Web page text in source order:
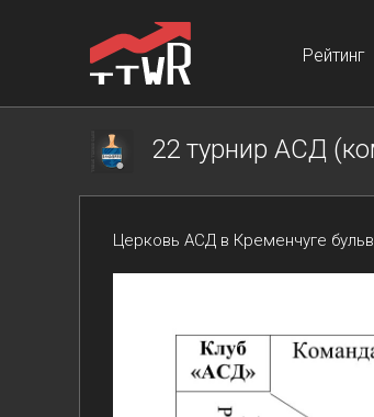
Рейтинг
22 турнир АСД
Церковь АСД в Кременчуге